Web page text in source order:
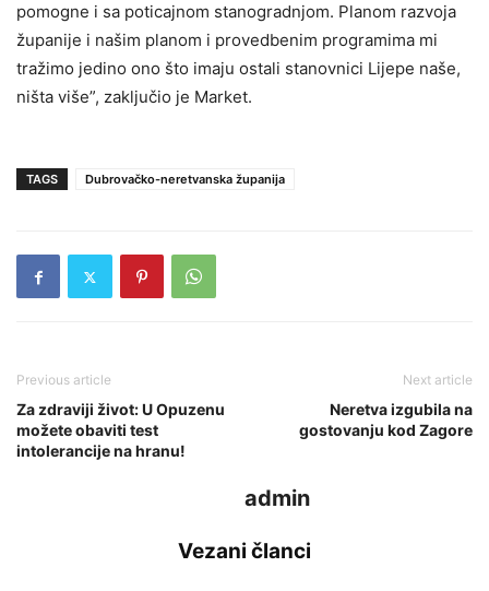
pomogne i sa poticajnom stanogradnjom. Planom razvoja
županije i našim planom i provedbenim programima mi
tražimo jedino ono što imaju ostali stanovnici Lijepe naše,
ništa više”, zaključio je Market.
TAGS Dubrovačko-neretvanska županija
Previous article
Za zdraviji život: U Opuzenu
možete obaviti test
intolerancije na hranu!
Next article
Neretva izgubila na
gostovanju kod Zagore
admin
Vezani članci